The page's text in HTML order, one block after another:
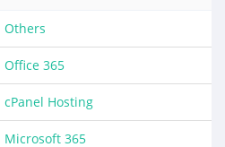
Others
Office 365
cPanel Hosting
Microsoft 365